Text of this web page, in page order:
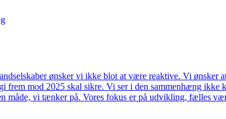
ønsker vi ikke blot at være reaktive. Vi
frem mod 2025 skal sikre. Vi ser i den sammenhæng
måde, vi tænker på. Vores fokus er på udvikling, fælles